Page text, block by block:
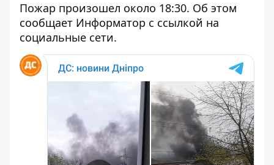
Пожар произошел около 18:30. Об этом
сообщает Информатор с ссылкой на
социальные сети.